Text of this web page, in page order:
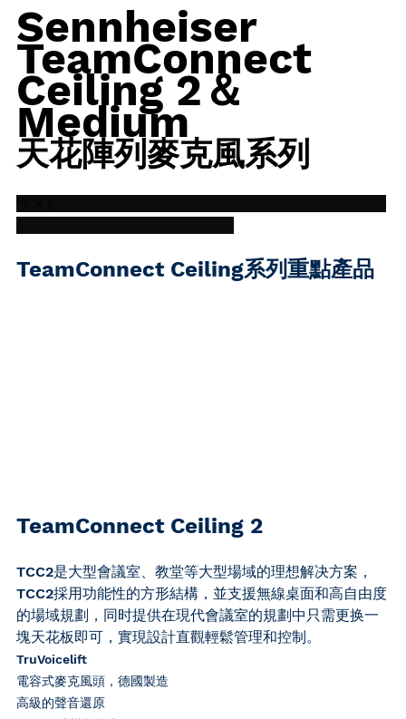
Sennheiser
TeamConnect
Ceiling 2＆
Medium
天花陣列麥克風系列
TeamConnect Ceiling系列重點產品
TeamConnect Ceiling 2
TCC2是大型會議室、教堂等大型場域的理想解决方案，
TCC2採用功能性的方形結構，並支援無線桌面和高自由度
的場域規劃，同时提供在現代會議室的規劃中只需更换一
塊天花板即可，實現設計直觀輕鬆管理和控制。
TruVoicelift
電容式麥克風頭，德國製造
高級的聲音還原